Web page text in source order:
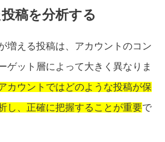
稿を分析する
増える投稿は、アカウントのコン
ゲット層によって大きく異なりま
カウントではどのような投稿が保
し、正確に把握することが重要で